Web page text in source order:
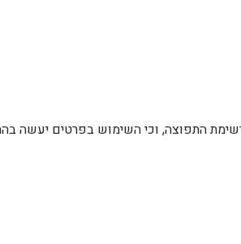
התפוצה, וכי השימוש בפרטים יעשה